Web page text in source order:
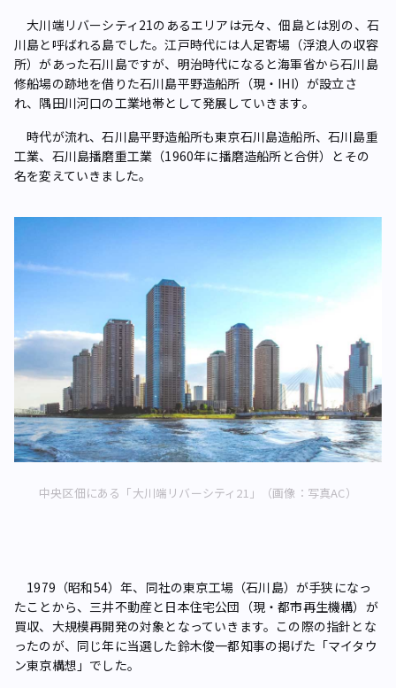
大川端リバーシティ21のあるエリアは元々、佃島とは別の、石
川島と呼ばれる島でした。江戸時代には人足寄場（浮浪人の収容
所）があった石川島ですが、明治時代になると海軍省から石川島
修船場の跡地を借りた石川島平野造船所（現・IHI）が設立さ
れ、隅田川河口の工業地帯として発展していきます。
時代が流れ、石川島平野造船所も東京石川島造船所、石川島重
工業、石川島播磨重工業（1960年に播磨造船所と合併）とその
名を変えていきました。
中央区佃にある「大川端リバーシティ21」（画像：写真AC）
1979（昭和54）年、同社の東京工場（石川島）が手狭になっ
たことから、三井不動産と日本住宅公団（現・都市再生機構）が
買収、大規模再開発の対象となっていきます。この際の指針とな
ったのが、同じ年に当選した鈴木俊一都知事の掲げた「マイタウ
ン東京構想」でした。